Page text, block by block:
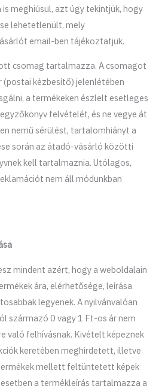
meghiúsul, azt úgy tekintjük, hogy
lehetetlenült, mely
email-ben tájékoztatjuk.
csomag tartalmazza. A csomagot
(postai kézbesítő) jelenlétében
a termékeken észlelt esetleges
felvételét, és ne vegye át
nemű sérülést, tartalomhiányt a
során az átadó-vásárló közötti
kell tartalmaznia. Utólagos,
nem áll módunkban
mindent azért, hogy a weboldalain
ára, elérhetősége, leírása
legyenek. A nyilvánvalóan
származó 0 vagy 1 Ft-os ár nem
való felhívásnak. Kivételt képeznek
keretében meghirdetett, illetve
mellett feltüntetett képek
a termékleírás tartalmazza a